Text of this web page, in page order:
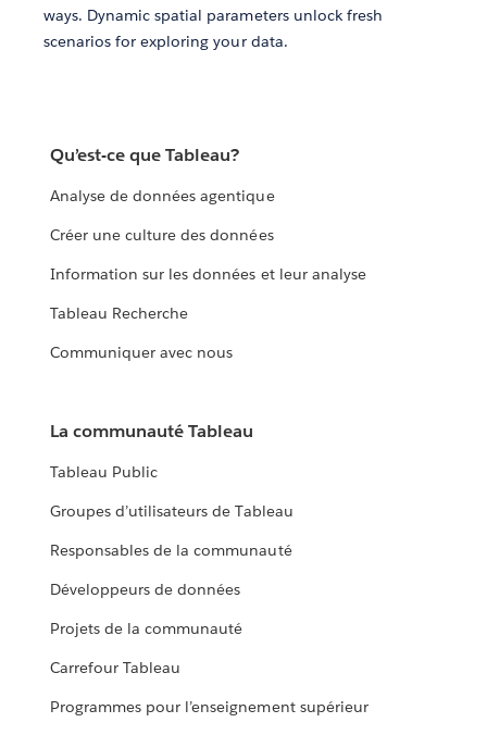
ways. Dynamic spatial parameters unlock fresh
scenarios for exploring your data.
Qu’est-ce que Tableau?
Analyse de données agentique
Créer une culture des données
Information sur les données et leur analyse
Tableau Recherche
Communiquer avec nous
La communauté Tableau
Tableau Public
Groupes d’utilisateurs de Tableau
Responsables de la communauté
Développeurs de données
Projets de la communauté
Carrefour Tableau
Programmes pour l’enseignement supérieur